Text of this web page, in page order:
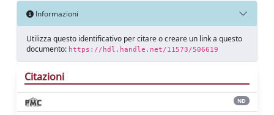
Informazioni
Utilizza questo identificativo per citare o creare un link a questo
documento: https://hdl.handle.net/11573/506619
Citazioni
ND